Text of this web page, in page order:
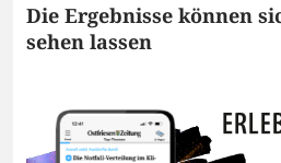
Die Ergebnisse können
sehen lassen